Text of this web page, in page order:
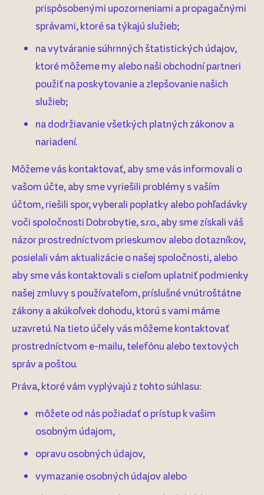
prispôsobenými upozorneniami a propagačnými
správami, ktoré sa týkajú služieb;
na vytváranie súhrnných štatistických údajov,
ktoré môžeme my alebo naši obchodní partneri
použiť na poskytovanie a zlepšovanie našich
služieb;
na dodržiavanie všetkých platných zákonov a
nariadení.
Môžeme vás kontaktovať, aby sme vás informovali o
vašom účte, aby sme vyriešili problémy s vaším
účtom, riešili spor, vyberali poplatky alebo pohľadávky
voči spoločnosti Dobrobytie, s.r.o., aby sme získali váš
názor prostredníctvom prieskumov alebo dotazníkov,
posielali vám aktualizácie o našej spoločnosti, alebo
aby sme vás kontaktovali s cieľom uplatniť podmienky
našej zmluvy s používateľom, príslušné vnútroštátne
zákony a akúkoľvek dohodu, ktorú s vami máme
uzavretú. Na tieto účely vás môžeme kontaktovať
prostredníctvom e-mailu, telefónu alebo textových
správ a poštou.
Práva, ktoré vám vyplývajú z tohto súhlasu:
môžete od nás požiadať o prístup k vašim
osobným údajom,
opravu osobných údajov,
vymazanie osobných údajov alebo